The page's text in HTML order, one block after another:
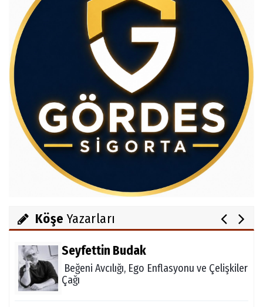
Köşe Yazarları
Av.Cenap GÜVEN
Gördesli Şair Alim Atay
Salih OKKALI
Seyfettin Budak
Beğeni Avcılığı, Ego Enflasyonu ve Çelişkiler
Çağı